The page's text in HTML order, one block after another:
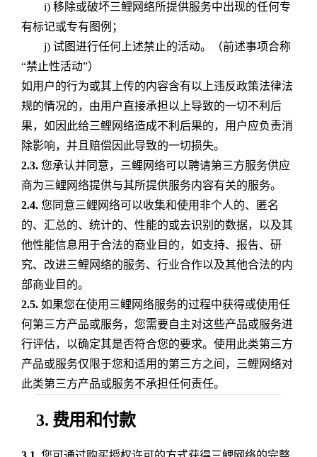
i) 移除或破坏三鲤网络所提供服务中出现的任何专
有标记或专有图例；
j) 试图进行任何上述禁止的活动。（前述事项合称
“禁止性活动”）
如用户的行为或其上传的内容含有以上违反政策法律法
规的情况的，由用户直接承担以上导致的一切不利后
果，如因此给三鲤网络造成不利后果的，用户应负责消
除影响，并且赔偿因此导致的一切损失。
2.3.您承认并同意，三鲤网络可以聘请第三方服务供应
商为三鲤网络提供与其所提供服务内容有关的服务。
2.4.您同意三鲤网络可以收集和使用非个人的、匿名
的、汇总的、统计的、性能的或去识别的数据，以及其
他性能信息用于合法的商业目的，如支持、报告、研
究、改进三鲤网络的服务、行业合作以及其他合法的内
部商业目的。
2.5.如果您在使用三鲤网络服务的过程中获得或使用任
何第三方产品或服务，您需要自主对这些产品或服务进
行评估，以确定其是否符合您的要求。使用此类第三方
产品或服务仅限于您和适用的第三方之间，三鲤网络对
此类第三方产品或服务不承担任何责任。
3. 费用和付款